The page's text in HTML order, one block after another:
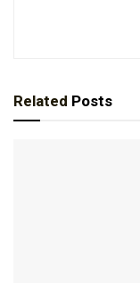
Related Posts